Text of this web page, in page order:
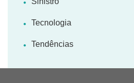
Tecnologia
Tendências